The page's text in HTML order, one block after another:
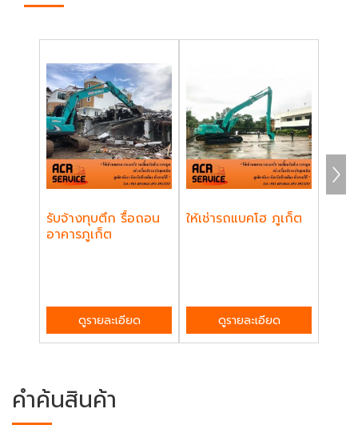
รับจ้างทุบตึก รื้อถอน
อาคารภูเก็ต
ดูรายละเอียด
ให้เช่ารถแบคโฮ ภูเก็ต
ดูรายละเอียด
คำค้นสินค้า